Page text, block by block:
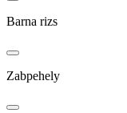
Barna rizs
Zabpehely